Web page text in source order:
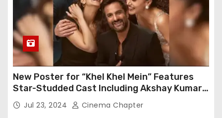
New Poster for “Khel Khel Mein” Features
Star-Studded Cast Including Akshay Kumar,
Taapsee Pannu, Fardeen Khan, and More
Jul 23, 2024 Cinema Chapter